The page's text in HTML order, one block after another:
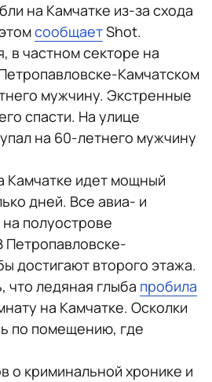
на Камчатке из-за схода
сообщаетShot.
в частном секторе на
Камчатском
мужчину. Экстренные
спасти. На улице
на 60-летнего мужчину
Камчатке идет мощный
дней. Все авиа- и
полуострове
Петропавловске-
достигают второго этажа.
что ледяная глыба пробила
на Камчатке. Осколки
по помещению, где
о криминальной хронике и